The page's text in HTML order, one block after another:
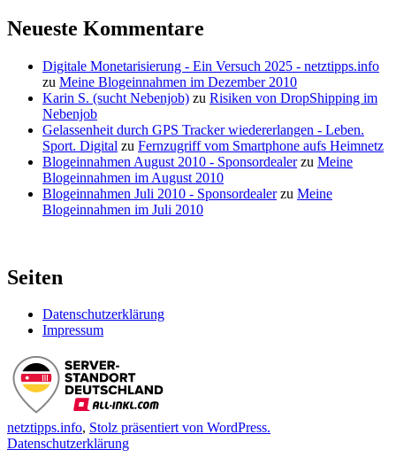
im
Web
Neueste Kommentare
Digitale Monetarisierung - Ein Versuch 2025 - netztipps.info
zu Meine Blogeinnahmen im Dezember 2010
Karin S. (sucht Nebenjob) zu Risiken von DropShipping im
Nebenjob
Gelassenheit durch GPS Tracker wiedererlangen - Leben.
Sport. Digital zu Fernzugriff vom Smartphone aufs Heimnetz
Blogeinnahmen August 2010 - Sponsordealerzu Meine
Blogeinnahmen im August 2010
Blogeinnahmen Juli 2010 - Sponsordealerzu Meine
Blogeinnahmen im Juli 2010
Seiten
Datenschutzerklärung
Impressum
netztipps.info, Stolz präsentiert von WordPress.
Datenschutzerklärung